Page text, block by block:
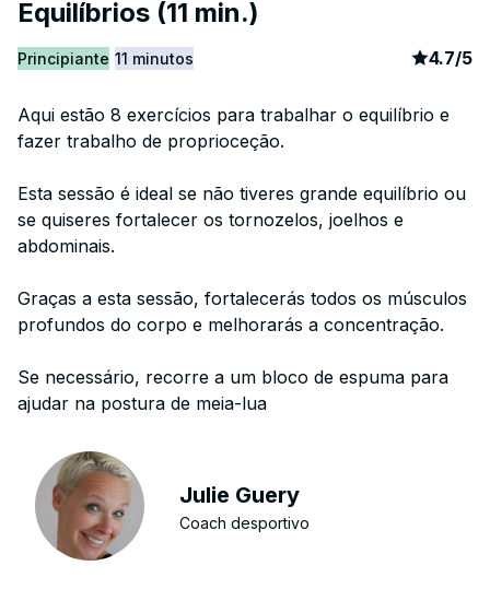
Equilíbrios (11 min.)
Principiante 11 minutos article
4.7/5
Aqui estão 8 exercícios para trabalhar o equilíbrio e
fazer trabalho de proprioceção.
Esta sessão é ideal se não tiveres grande equilíbrio ou
se quiseres fortalecer os tornozelos, joelhos e
abdominais.
Graças a esta sessão, fortalecerás todos os músculos
profundos do corpo e melhorarás a concentração.
Se necessário, recorre a um bloco de espuma para
ajudar na postura de meia-lua
Julie Guery
Coach desportivo